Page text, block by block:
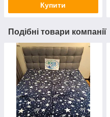
Купити
Подібні товари компанії